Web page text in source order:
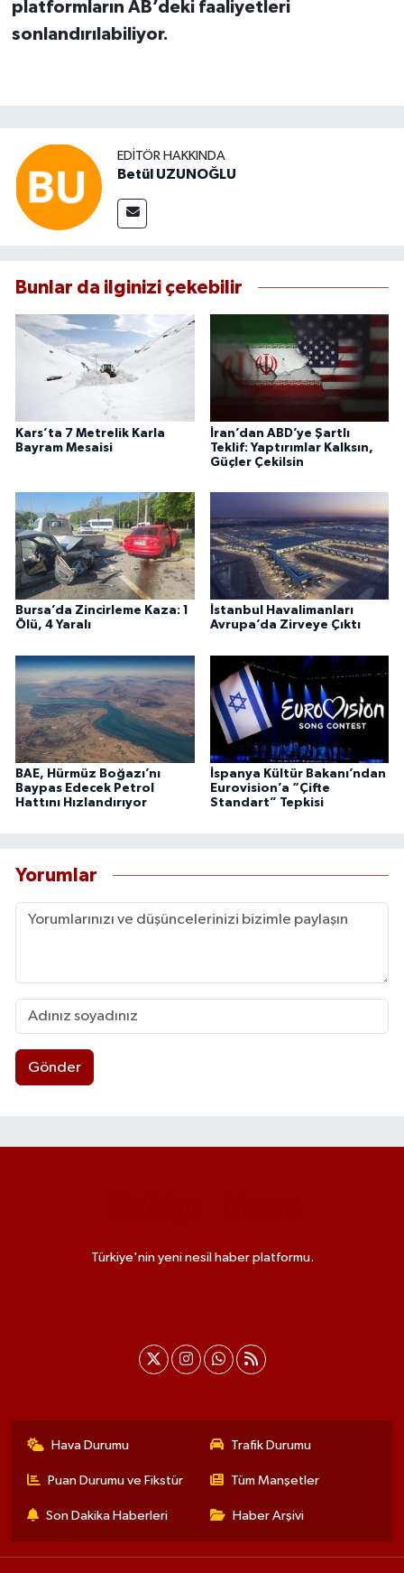
platformların AB’deki faaliyetleri
sonlandırılabiliyor.
EDITÖR HAKKINDA
Betül UZUNOĞLU
Bunlar da ilginizi çekebilir
Kars’ta 7 Metrelik Karla
Bayram Mesaisi
İran’dan ABD’ye Şartlı
Teklif: Yaptırımlar Kalksın,
Güçler Çekilsin
Bursa’da Zincirleme Kaza: 1
Ölü, 4 Yaralı
İstanbul Havalimanları
Avrupa’da Zirveye Çıktı
BAE, Hürmüz Boğazı’nı
Baypas Edecek Petrol
Hattını Hızlandırıyor
İspanya Kültür Bakanı’ndan
Eurovision’a “Çifte
Standart” Tepkisi
Yorumlar
Gönder
Türkiye'nin yeni nesil haber platformu.
Hava Durumu Trafik Durumu
Puan Durumu ve Fikstür Tüm Manşetler
Son Dakika Haberleri Haber Arşivi